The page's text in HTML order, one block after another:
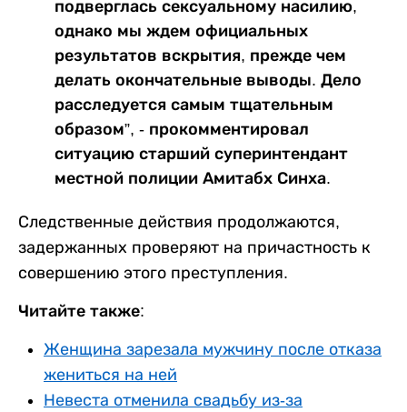
подверглась сексуальному насилию,
однако мы ждем официальных
результатов вскрытия, прежде чем
делать окончательные выводы. Дело
расследуется самым тщательным
образом”, - прокомментировал
ситуацию старший суперинтендант
местной полиции Амитабх Синха.
Следственные действия продолжаются,
задержанных проверяют на причастность к
совершению этого преступления.
Читайте также:
Женщина зарезала мужчину после отказа
жениться на ней
Невеста отменила свадьбу из-за